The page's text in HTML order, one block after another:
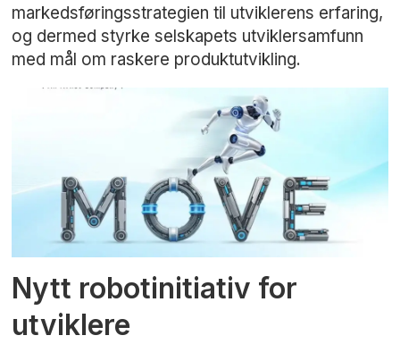
markedsføringsstrategien til utviklerens erfaring,
og dermed styrke selskapets utviklersamfunn
med mål om raskere produktutvikling.
Nytt robotinitiativ for
utviklere